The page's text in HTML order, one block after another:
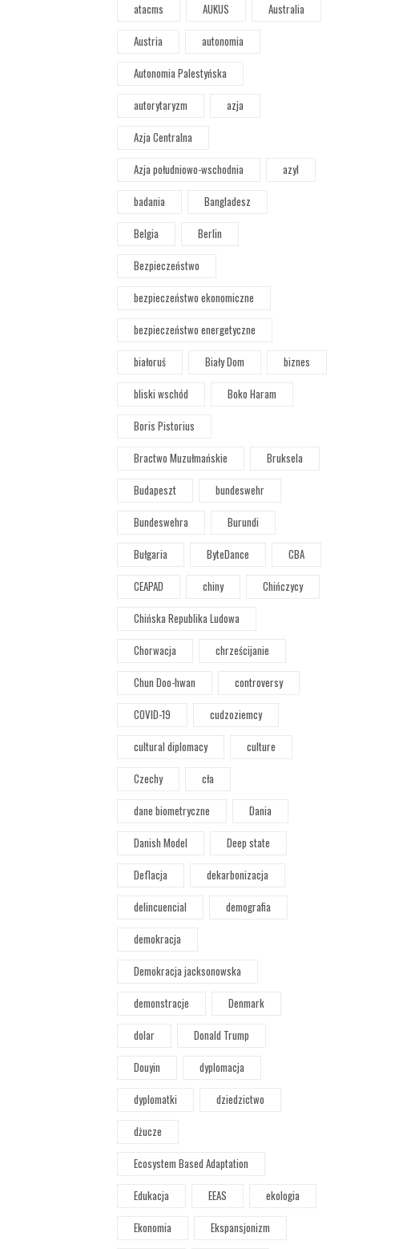
atacms
AUKUS
Australia
Austria
autonomia
Autonomia Palestyńska
autorytaryzm
azja
Azja Centralna
Azja południowo-wschodnia
azyl
badania
Bangladesz
Belgia
Berlin
Bezpieczeństwo
bezpieczeństwo ekonomiczne
bezpieczeństwo energetyczne
białoruś
Biały Dom
biznes
bliski wschód
Boko Haram
Boris Pistorius
Bractwo Muzułmańskie
Bruksela
Budapeszt
bundeswehr
Bundeswehra
Burundi
Bułgaria
ByteDance
CBA
CEAPAD
chiny
Chińczycy
Chińska Republika Ludowa
Chorwacja
chrześcijanie
Chun Doo-hwan
controversy
COVID-19
cudzoziemcy
cultural diplomacy
culture
Czechy
cła
dane biometryczne
Dania
Danish Model
Deep state
Deflacja
dekarbonizacja
delincuencial
demografia
demokracja
Demokracja jacksonowska
demonstracje
Denmark
dolar
Donald Trump
Douyin
dyplomacja
dyplomatki
dziedzictwo
dżucze
Ecosystem Based Adaptation
Edukacja
EEAS
ekologia
Ekonomia
Ekspansjonizm